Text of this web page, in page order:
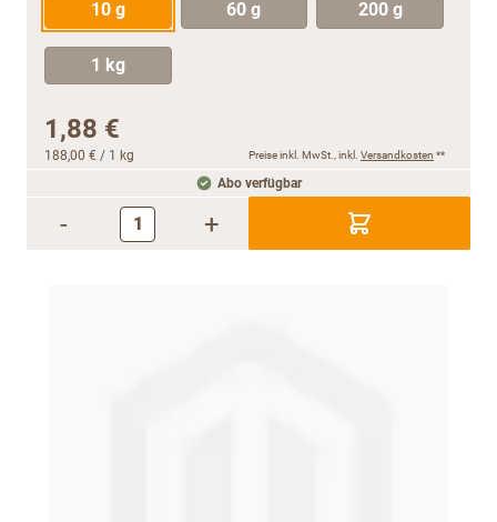
10 g 60 g 200 g
1 kg
1,88 €
188,00 € / 1 kg Preise inkl. MwSt., inkl. Versandkosten **
Abo verfügbar
- +